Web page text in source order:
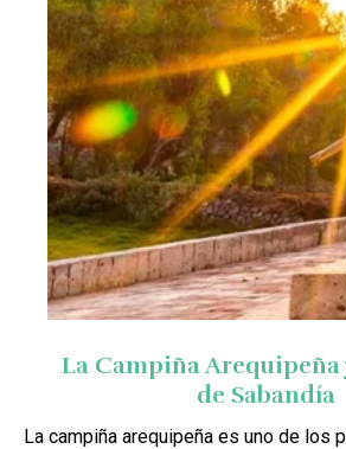
La Campiña
de Sabandía
La campiña arequipeña es uno de los